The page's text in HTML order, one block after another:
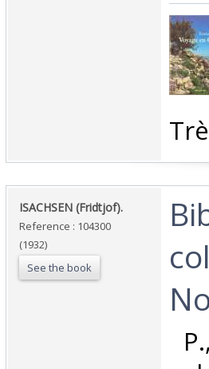
‎ISACHSEN (Fridtjof).‎
Reference : 104300
(1932)
See the book